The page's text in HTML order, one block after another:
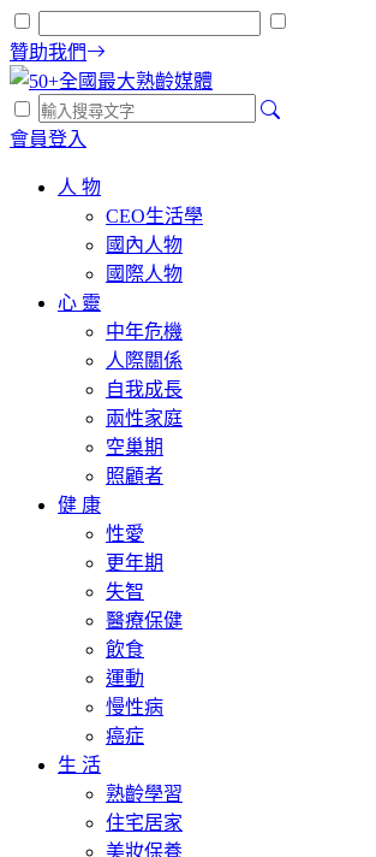
贊助我們
會員登入
人 物
CEO生活學
國內人物
國際人物
心 靈
中年危機
人際關係
自我成長
兩性家庭
空巢期
照顧者
健 康
性愛
更年期
失智
醫療保健
飲食
運動
慢性病
癌症
生 活
熟齡學習
住宅居家
美妝保養